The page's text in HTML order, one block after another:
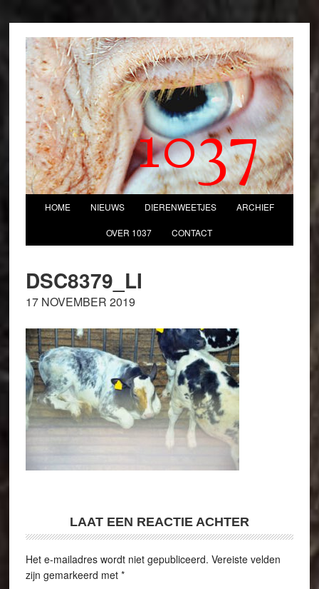
1037
HOME NIEUWS DIERENWEETJES ARCHIEF
OVER 1037 CONTACT
DSC8379_LI
17 NOVEMBER 2019
LAAT EEN REACTIE ACHTER
Het e-mailadres wordt niet gepubliceerd. Vereiste velden
zijn gemarkeerd met *